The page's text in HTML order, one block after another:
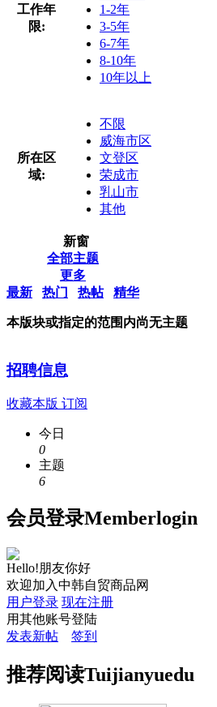
工作年
限:
1-2年
3-5年
6-7年
8-10年
10年以上
所在区
域:
不限
威海市区
文登区
荣成市
乳山市
其他
新窗
全部主题
更多
最新
热门 热帖 精华
本版块或指定的范围内尚无主题
招聘信息
收藏本版 订阅
今日
0
主题
6
会员登录Memberlogin
Hello!朋友你好
欢迎加入中韩自贸商品网
用户登录 现在注册
用其他账号登陆
发表新帖
签到
推荐阅读Tuijianyuedu